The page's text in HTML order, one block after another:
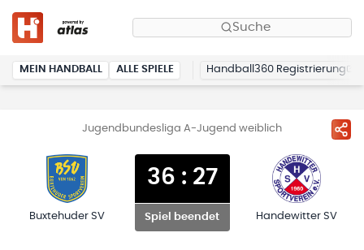
Suche
MEIN HANDBALL ALLE SPIELE Handball360 Registrierung
Jugendbundesliga A-Jugend weiblich
Buxtehuder SV
36 : 27
Spiel beendet Handewitter SV